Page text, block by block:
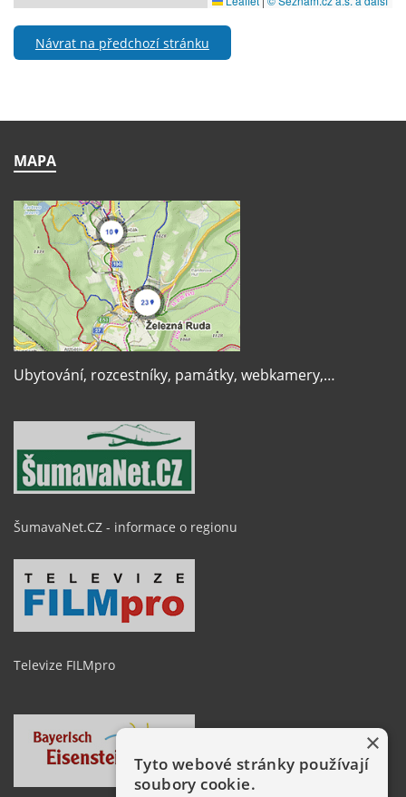
Návrat na předchozí stránku
MAPA
Ubytování, rozcestníky, památky, webkamery,…
ŠumavaNet.CZ - informace o regionu
Televize FILMpro
×
Tyto webové stránky používají
soubory cookie.